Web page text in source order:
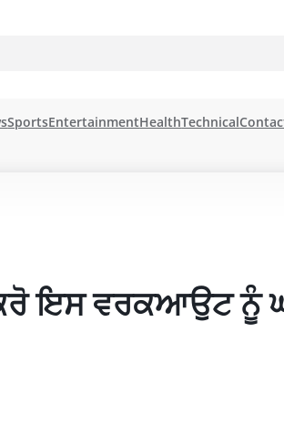
SportsEntertainmentHealthTechnical
ਕਰੋ ਇਸ ਵਰਕਆਉਟ ਨੂੰ